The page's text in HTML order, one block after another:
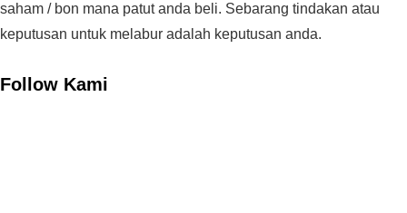
saham / bon mana patut anda beli. Sebarang tindakan atau
keputusan untuk melabur adalah keputusan anda.
Follow Kami